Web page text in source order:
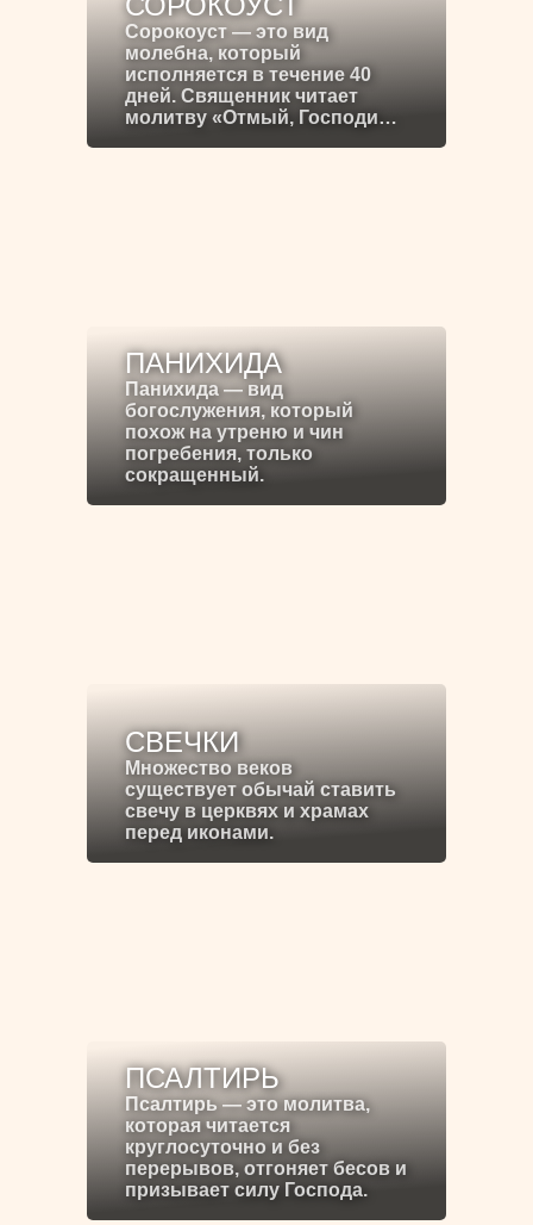
Сорокоуст — это вид
молебна, который
исполняется в течение 40
дней. Священник читает
молитву «Отмый, Господи…
ПАНИХИДА
Панихида — вид
богослужения, который
похож на утреню и чин
погребения, только
сокращенный.
СВЕЧКИ
Множество веков
существует обычай ставить
свечу в церквях и храмах
перед иконами.
ПСАЛТИРЬ
Псалтирь — это молитва,
которая читается
круглосуточно и без
перерывов, отгоняет бесов и
призывает силу Господа.